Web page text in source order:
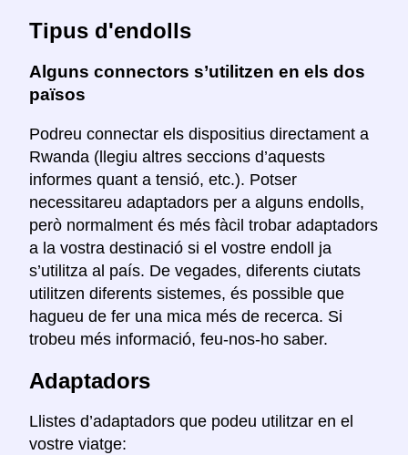
Tipus d'endolls
Alguns connectors s’utilitzen en els dos
països
Podreu connectar els dispositius directament a
Rwanda (llegiu altres seccions d’aquests
informes quant a tensió, etc.). Potser
necessitareu adaptadors per a alguns endolls,
però normalment és més fàcil trobar adaptadors
a la vostra destinació si el vostre endoll ja
s’utilitza al país. De vegades, diferents ciutats
utilitzen diferents sistemes, és possible que
hagueu de fer una mica més de recerca. Si
trobeu més informació, feu-nos-ho saber.
Adaptadors
Llistes d’adaptadors que podeu utilitzar en el
vostre viatge: